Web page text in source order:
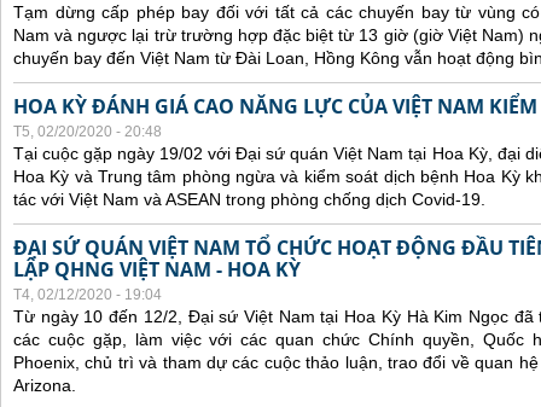
Tạm dừng cấp phép bay đối với tất cả các chuyến bay từ vùng
Nam và ngược lại trừ trường hợp đặc biệt từ 13 giờ (giờ Việt Nam)
chuyến bay đến Việt Nam từ Đài Loan, Hồng Kông vẫn hoạt động
HOA KỲ ĐÁNH GIÁ CAO NĂNG LỰC CỦA VIỆT NAM
T5, 02/20/2020 - 20:48
Tại cuộc gặp ngày 19/02 với Đại sứ quán Việt Nam tại Hoa Kỳ, đại
Hoa Kỳ và Trung tâm phòng ngừa và kiểm soát dịch bệnh Hoa Kỳ
tác với Việt Nam và ASEAN trong phòng chống dịch Covid-19.
ĐẠI SỨ QUÁN VIỆT NAM TỔ CHỨC HOẠT ĐỘNG ĐẦU
LẬP QHNG VIỆT NAM - HOA KỲ
T4, 02/12/2020 - 19:04
Từ ngày 10 đến 12/2, Đại sứ Việt Nam tại Hoa Kỳ Hà Kim Ngọc đã
các cuộc gặp, làm việc với các quan chức Chính quyền, Quốc
Phoenix, chủ trì và tham dự các cuộc thảo luận, trao đổi về quan
Arizona.